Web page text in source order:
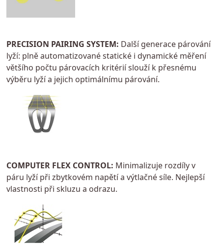
PRECISION PAIRING SYSTEM: Další generace párování
lyží: plně automatizované statické i dynamické měření
většího počtu párovacích kritérií slouží k přesnému
výběru lyží a jejich optimálnímu párování.
COMPUTER FLEX CONTROL: Minimalizuje rozdíly v
páru lyží při zbytkovém napětí a výtlačné síle. Nejlepší
vlastnosti při skluzu a odrazu.